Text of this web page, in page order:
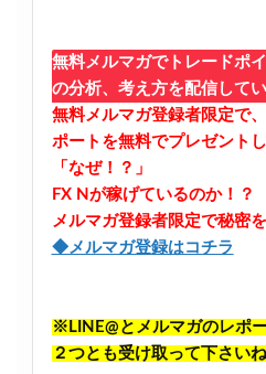
無料メルマガでトレードポ
の分析、考え方を配信してい
無料メルマガ登録者限定で
ポートを無料でプレゼント
「なぜ！？」
FX Nが稼げているのか！？
メルマガ登録者限定で秘密
◆メルマガ登録はコチラ
※LINE@とメルマガのレポ
２つとも受け取って下さいね